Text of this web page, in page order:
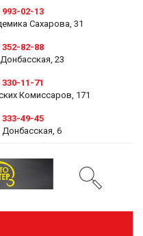
993-02-13
Сахарова, 31
352-82-88
23
11-71
Комиссаров, 171
333-49-45
Донбасская, 6